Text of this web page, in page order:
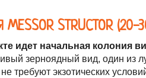
STRUCTOR
идет начальная колония
зерноядный вид, один из
требуют экзотических